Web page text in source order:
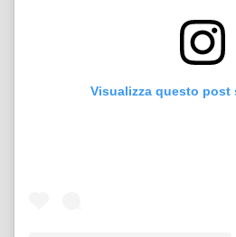
Visualizza questo post